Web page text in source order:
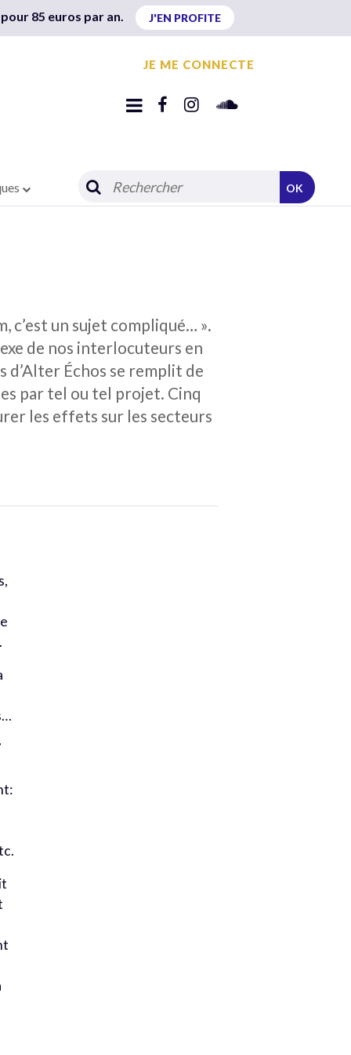
85 euros par an. J'EN PROFITE
JE ME CONNECTE
OK
c’est un sujet compliqué… ».
de nos interlocuteurs en
Échos se remplit de
par tel ou tel projet. Cinq
les effets sur les secteurs